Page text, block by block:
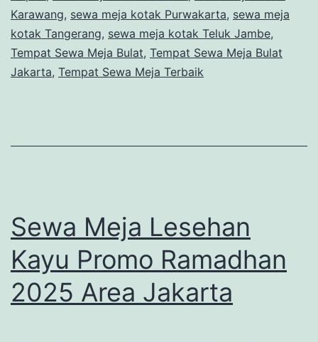
Karawang, sewa meja kotak Purwakarta, sewa meja
kotak Tangerang, sewa meja kotak Teluk Jambe,
Tempat Sewa Meja Bulat, Tempat Sewa Meja Bulat
Jakarta, Tempat Sewa Meja Terbaik
Sewa Meja Lesehan
Kayu Promo Ramadhan
2025 Area Jakarta